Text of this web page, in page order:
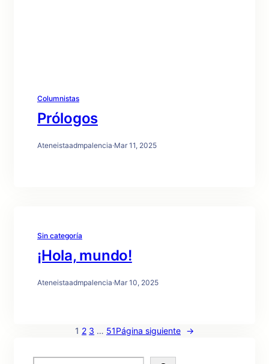
Columnistas
Prólogos
Ateneistaadmpalencia·Mar 11, 2025
Sin categoría
¡Hola, mundo!
Ateneistaadmpalencia·Mar 10, 2025
1 2 3 … 51Página siguiente →